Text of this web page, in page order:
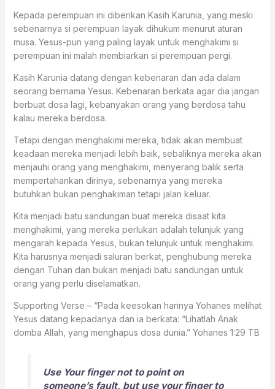
Kepada perempuan ini diberikan Kasih Karunia, yang meski
sebenarnya si perempuan layak dihukum menurut aturan
musa. Yesus-pun yang paling layak untuk menghakimi si
perempuan ini malah membiarkan si perempuan pergi.
Kasih Karunia datang dengan kebenaran dan ada dalam
seorang bernama Yesus. Kebenaran berkata agar dia jangan
berbuat dosa lagi, kebanyakan orang yang berdosa tahu
kalau mereka berdosa.
Tetapi dengan menghakimi mereka, tidak akan membuat
keadaan mereka menjadi lebih baik, sebaliknya mereka akan
menjauhi orang yang menghakimi, menyerang balik serta
mempertahankan dirinya, sebenarnya yang mereka
butuhkan bukan penghakiman tetapi jalan keluar.
Kita menjadi batu sandungan buat mereka disaat kita
menghakimi, yang mereka perlukan adalah telunjuk yang
mengarah kepada Yesus, bukan telunjuk untuk menghakimi.
Kita harusnya menjadi saluran berkat, penghubung mereka
dengan Tuhan dan bukan menjadi batu sandungan untuk
orang yang perlu diselamatkan.
Supporting Verse – “Pada keesokan harinya Yohanes melihat
Yesus datang kepadanya dan ia berkata: “Lihatlah Anak
domba Allah, yang menghapus dosa dunia.” ‭‭Yohanes‬ ‭1:29‬ ‭TB‬‬
Use Your finger not to point on
someone’s fault, but use your finger to